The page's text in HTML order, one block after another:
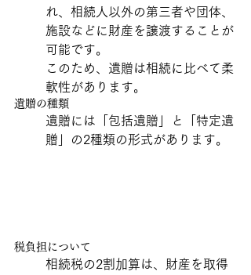
れ、相続人以外の第三者や団体、
施設などに財産を譲渡することが
可能です。
このため、遺贈は相続に比べて柔
軟性があります。
遺贈の種類
遺贈には「包括遺贈」と「特定遺
贈」の2種類の形式があります。
税負担について
相続税の2割加算は、財産を取得